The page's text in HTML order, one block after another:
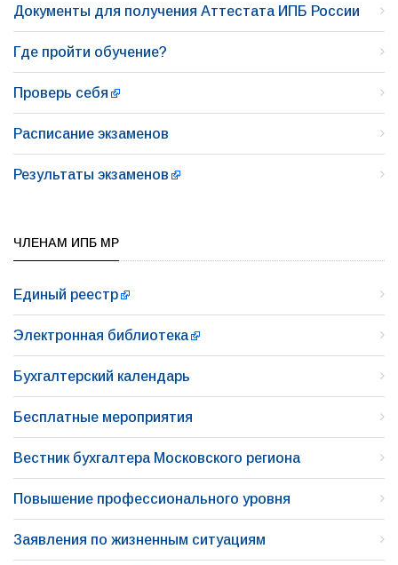
Документы для получения Аттестата ИПБ России
Где пройти обучение?
Проверь себя
Расписание экзаменов
Результаты экзаменов
ЧЛЕНАМ ИПБ МР
Единый реестр
Электронная библиотека
Бухгалтерский календарь
Бесплатные мероприятия
Вестник бухгалтера Московского региона
Повышение профессионального уровня
Заявления по жизненным ситуациям